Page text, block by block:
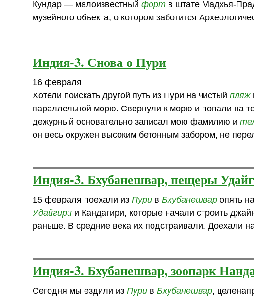
Кундар — малоизвестныйфорт в штате Мадхья-
музейного объекта, о котором заботится
Индия-3. Снова о Пури
16 февраля
Хотели поискать другой путь из Пури на чистыйпляж
параллельной морю. Свернули к морю и попали на
дежурный основательно записал мою фамилию и
он весь окружен высоким бетонным забором, не
Индия-3. Бхубанешвар, пещеры
15 февраля поехали изПури вБхубанешвар опять
Удайгири и Кандагири, которые начали строить
раньше. В средние века их подстраивали. Доехали
Индия-3. Бхубанешвар, зоопарк
Сегодня мы ездили изПури вБхубанешвар,